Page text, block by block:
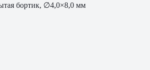
бортик, ∅4,0×8,0 мм